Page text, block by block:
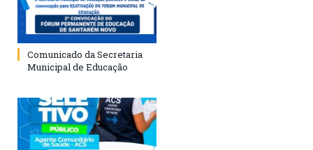
Comunicado da Secretaria
Municipal de Educação